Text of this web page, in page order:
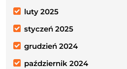
luty 2025
styczeń 2025
grudzień 2024
październik 2024